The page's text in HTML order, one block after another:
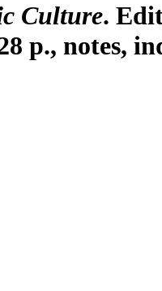
Culture.
p., notes,